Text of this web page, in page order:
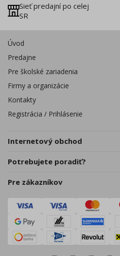
Sieť predajní po celej
SR
Úvod
Predajne
Pre školské zariadenia
Firmy a organizácie
Kontakty
Registrácia / Prihlásenie
Internetový obchod
Potrebujete poradiť?
Pre zákazníkov